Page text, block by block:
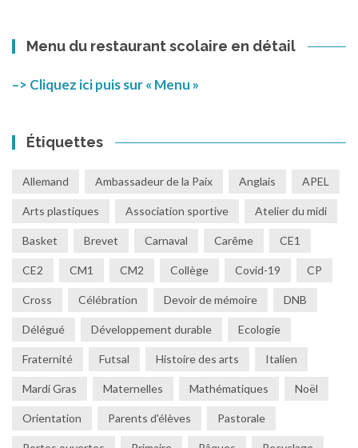
Menu du restaurant scolaire en détail
–> Cliquez ici puis sur « Menu »
Étiquettes
Allemand Ambassadeur de la Paix Anglais APEL
Arts plastiques Association sportive Atelier du midi
Basket Brevet Carnaval Carême CE1
CE2 CM1 CM2 Collège Covid-19 CP
Cross Célébration Devoir de mémoire DNB
Délégué Développement durable Ecologie
Fraternité Futsal Histoire des arts Italien
Mardi Gras Maternelles Mathématiques Noël
Orientation Parents d'élèves Pastorale